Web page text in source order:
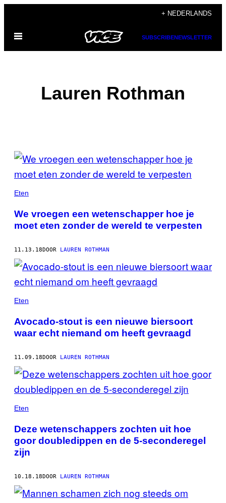
de
+ NEDERLANDS
Open
SUBSCRIBENEWSLETTER
Lauren Rothman
POSTS
BY
THIS
AUTHOR
Eten
We vroegen een wetenschapper hoe je
moet eten zonder de wereld te verpesten
11.13.18DOOR LAUREN ROTHMAN
Eten
Avocado-stout is een nieuwe biersoort
waar echt niemand om heeft gevraagd
11.09.18DOOR LAUREN ROTHMAN
Eten
Deze wetenschappers zochten uit hoe
goor doubledippen en de 5-seconderegel
zijn
10.18.18DOOR LAUREN ROTHMAN